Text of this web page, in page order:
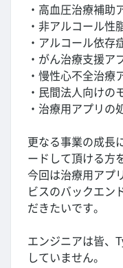
・高血圧治療補助
・非アルコール性
・アルコール依存
・がん治療支援ア
・慢性心不全治療
・民間法人向けの
・治療用アプリの
更なる事業の成長
ードして頂ける方
今回は治療用アプ
ビスのバックエン
だきたいです。
エンジニアは皆、
していません。